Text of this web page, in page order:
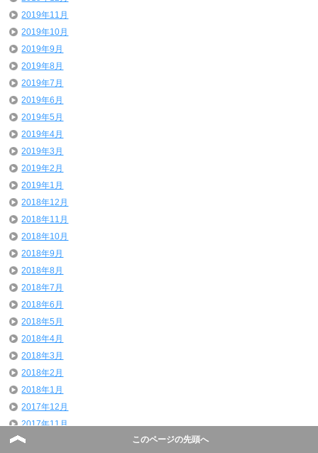
2019年11月
2019年10月
2019年9月
2019年8月
2019年7月
2019年6月
2019年5月
2019年4月
2019年3月
2019年2月
2019年1月
2018年12月
2018年11月
2018年10月
2018年9月
2018年8月
2018年7月
2018年6月
2018年5月
2018年4月
2018年3月
2018年2月
2018年1月
2017年12月
2017年11月
2017年10月
このページの先頭へ